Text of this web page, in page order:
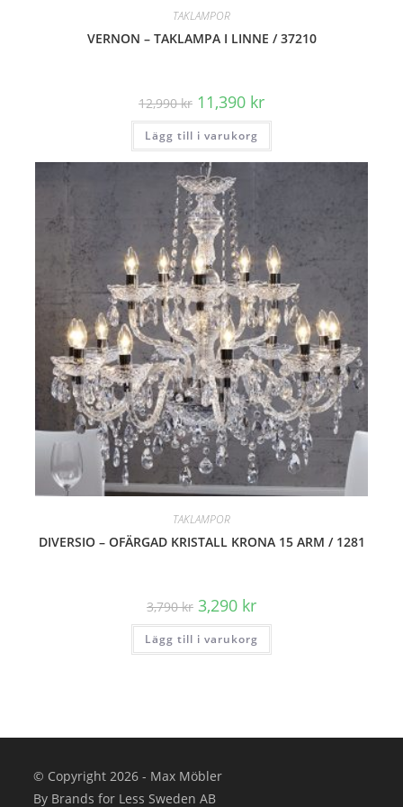
TAKLAMPOR
VERNON – TAKLAMPA I LINNE / 37210
12,990kr Det
ursprungliga
priset
var:
12,990 kr.
11,390 krDet
priset
11,390 kr.
Lägg till i varukorg
TAKLAMPOR
DIVERSIO – OFÄRGAD KRISTALL KRONA 15 ARM / 1281
3,790kr Det
ursprungliga
priset
var:
3,790 kr.
3,290 krDet
priset
är:
3,290 kr.
Lägg till i varukorg
© Copyright 2026 - Max Möbler
By Brands for Less Sweden AB